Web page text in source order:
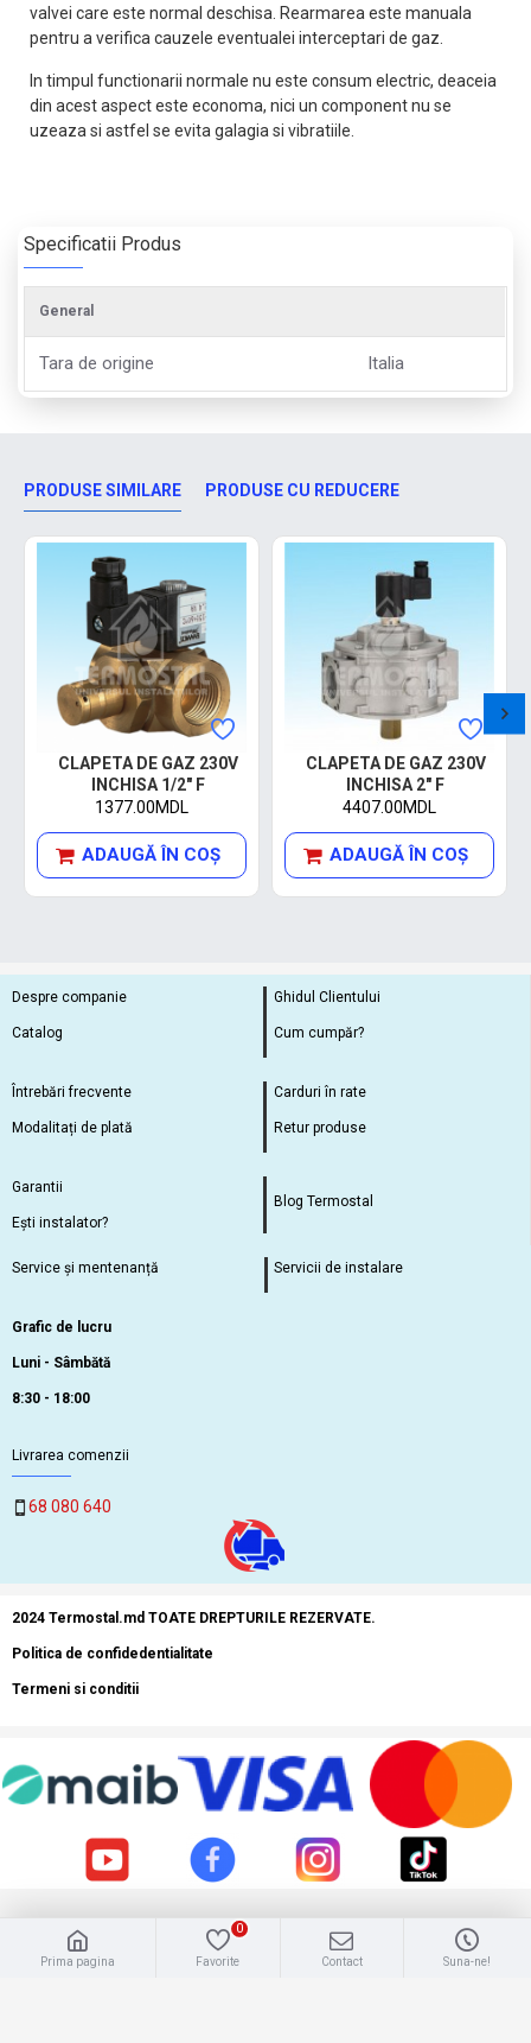
valvei care este normal deschisa. Rearmarea este manuala
pentru a verifica cauzele eventualei interceptari de gaz.
In timpul functionarii normale nu este consum electric, deaceia
din acest aspect este economa, nici un component nu se
uzeaza si astfel se evita galagia si vibratiile.
Specificatii Produs
General
Tara de origine Italia
PRODUSE SIMILARE PRODUSE CU REDUCERE
CLAPETA DE GAZ 230V
INCHISA 1/2" F
1377.00MDL
ADAUGĂ ÎN COŞ
CLAPETA DE GAZ 230V
INCHISA 2" F
4407.00MDL
ADAUGĂ ÎN COŞ
Despre companie
Catalog
Ghidul Clientului
Cum cumpăr?
Întrebări frecvente
Modalitați de plată
Carduri în rate
Retur produse
Garantii
Ești instalator?
Blog Termostal
Service și mentenanță Servicii de instalare
Grafic de lucru
Luni - Sâmbătă
8:30 - 18:00
Livrarea comenzii
68 080 640
2024 Termostal.md TOATE DREPTURILE REZERVATE.
Politica de confidedentialitate
Termeni si conditii
Prima pagina Favorite
0
Contact Suna-ne!